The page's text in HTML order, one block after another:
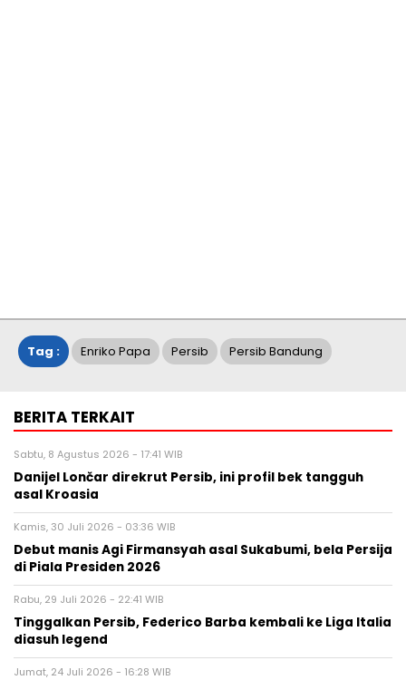
Tag : Enriko Papa Persib Persib Bandung
BERITA TERKAIT
Sabtu, 8 Agustus 2026 - 17:41 WIB
Danijel Lončar direkrut Persib, ini profil bek tangguh
asal Kroasia
Kamis, 30 Juli 2026 - 03:36 WIB
Debut manis Agi Firmansyah asal Sukabumi, bela Persija
di Piala Presiden 2026
Rabu, 29 Juli 2026 - 22:41 WIB
Tinggalkan Persib, Federico Barba kembali ke Liga Italia
diasuh legend
Jumat, 24 Juli 2026 - 16:28 WIB